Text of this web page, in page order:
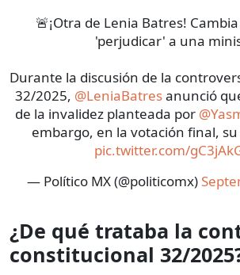
🚨¡Otra de Lenia Batres!
'perjudicar' a una
Durante la discusión de la
32/2025, @LeniaBatresanunció
de la invalidez planteada por
embargo, en la votación final,
pic.twitter.com/
— Político MX (@politicomx)
¿De qué trataba la
constitucional 32/